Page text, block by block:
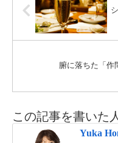
腑に落ちた「作
この記事を書いた
Yuka